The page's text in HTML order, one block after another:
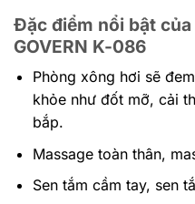
Đặc điểm nổi bật
GOVERN K-086
Phòng xông hơi sẽ
khỏe như đốt mỡ, cải
bắp.
Massage toàn thân,
Sen tắm cầm tay, sen